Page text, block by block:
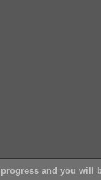
and you will